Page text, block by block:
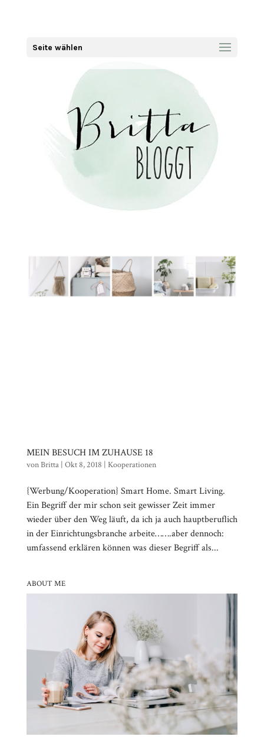
Seite wählen
MEIN BESUCH IM ZUHAUSE 18
vonBritta| Okt 8, 2018 | Kooperationen
{Werbung/Kooperation} Smart Home. Smart Living.
Ein Begriff der mir schon seit gewisser Zeit immer
wieder über den Weg läuft, da ich ja auch hauptberuflich
in der Einrichtungsbranche arbeite…….aber dennoch:
umfassend erklären können was dieser Begriff als...
ABOUT ME